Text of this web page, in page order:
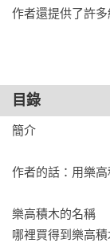
作者還提供了許
具大集合》都是
目錄
簡介
作者的話：用樂高
樂高積木的名稱
哪裡買得到樂高積